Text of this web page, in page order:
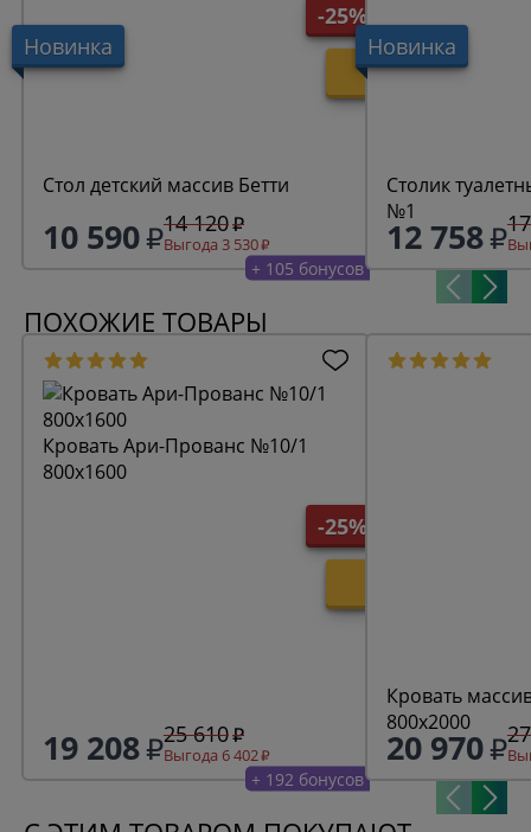
Новинка
-25%
Стол детский массив Бетти
10 590 14 120
Выгода 3 530
+ 105 бонусов
Новинка
Столик
№1
12 758
ПОХОЖИЕ ТОВАРЫ
-25%
Кровать Ари-Прованс №10/1
800х1600
19 208 25 610
Выгода 6 402
+ 192 бонусов
Кровать
800х2000
20 970